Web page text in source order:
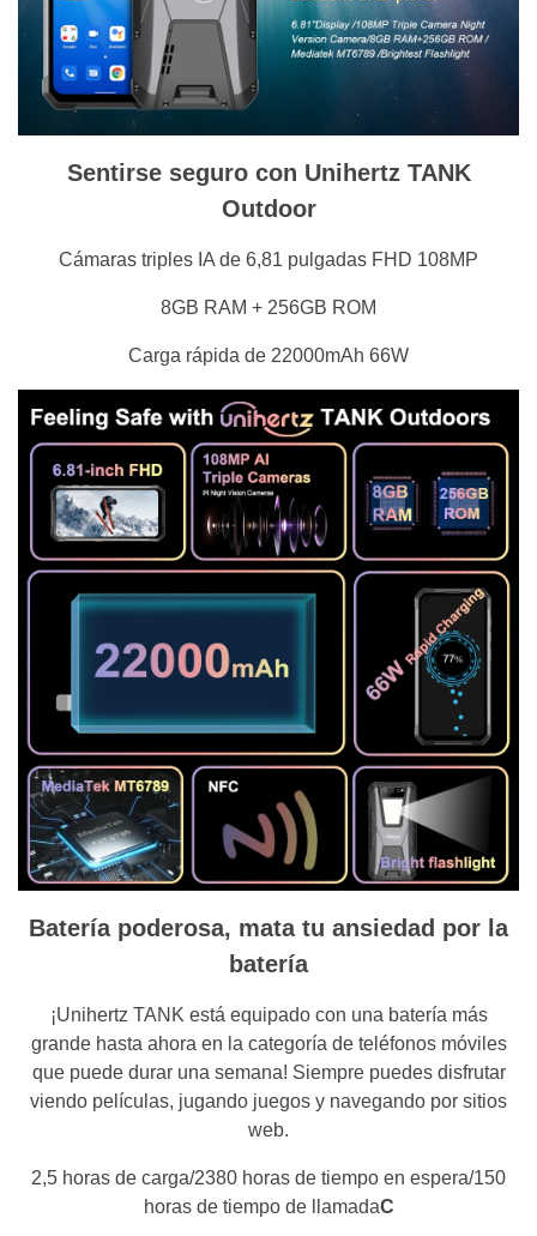
Sentirse seguro con Unihertz TANK
Outdoor
Cámaras triples IA de 6,81 pulgadas FHD 108MP
8GB RAM + 256GB ROM
Carga rápida de 22000mAh 66W
Batería poderosa, mata tu ansiedad por la
batería
¡Unihertz TANK está equipado con una batería más
grande hasta ahora en la categoría de teléfonos móviles
que puede durar una semana! Siempre puedes disfrutar
viendo películas, jugando juegos y navegando por sitios
web.
2,5 horas de carga/2380 horas de tiempo en espera/150
horas de tiempo de llamadaC